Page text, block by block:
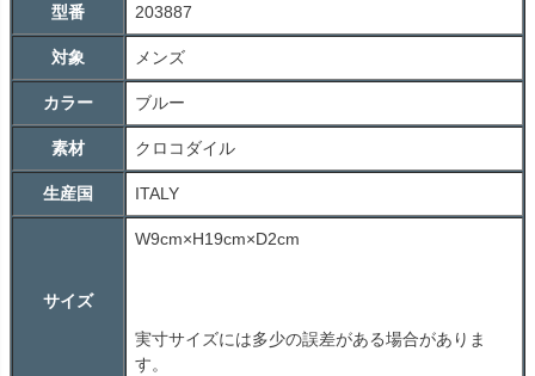
型番 203887
対象 メンズ
カラー ブルー
素材 クロコダイル
生産国 ITALY
サイズ
W9cm×H19cm×D2cm
実寸サイズには多少の誤差がある場合がありま
す。